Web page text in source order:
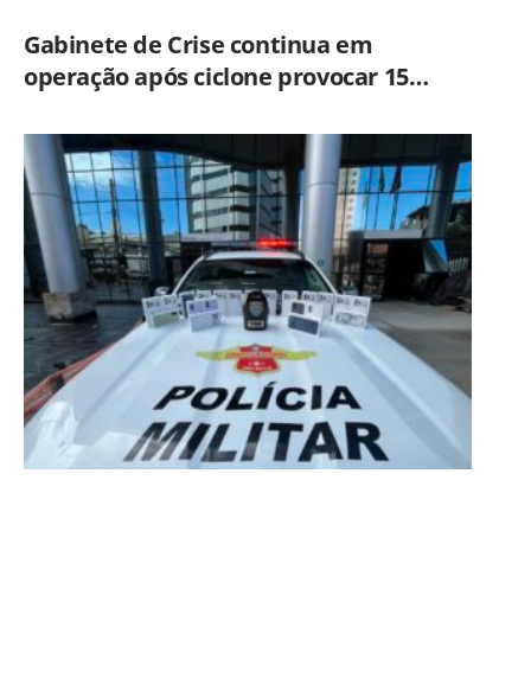
Gabinete de Crise continua em
operação após ciclone provocar 15